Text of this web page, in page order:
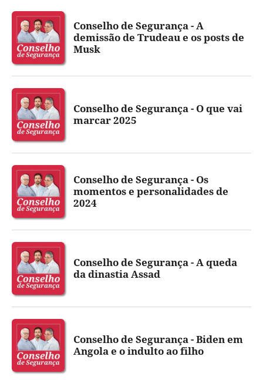
Conselho de Segurança - A
demissão de Trudeau e os posts de
Musk
Conselho de Segurança - O que vai
marcar 2025
Conselho de Segurança - Os
momentos e personalidades de
2024
Conselho de Segurança - A queda
da dinastia Assad
Conselho de Segurança - Biden em
Angola e o indulto ao filho